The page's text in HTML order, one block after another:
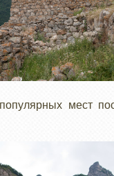
мест